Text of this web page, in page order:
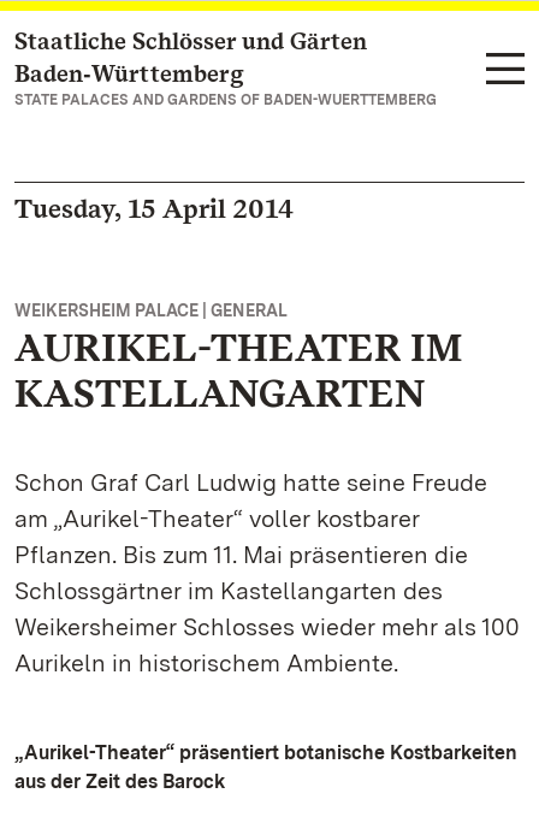
Navigate to main page
Staatliche Schlösser und Gärten
Baden‑Württemberg
STATE PALACES AND GARDENS OF BADEN-WUERTTEMBERG
Tuesday, 15 April 2014
WEIKERSHEIM PALACE | GENERAL
AURIKEL-THEATER IM
KASTELLANGARTEN
Schon Graf Carl Ludwig hatte seine Freude
am „Aurikel-Theater“ voller kostbarer
Pflanzen. Bis zum 11. Mai präsentieren die
Schlossgärtner im Kastellangarten des
Weikersheimer Schlosses wieder mehr als 100
Aurikeln in historischem Ambiente.
„Aurikel-Theater“ präsentiert botanische Kostbarkeiten
aus der Zeit des Barock